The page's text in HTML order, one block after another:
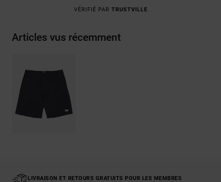
VÉRIFIÉ PAR TRUSTVILLE
Articles vus récemment
LIVRAISON ET RETOURS GRATUITS POUR LES MEMBRES